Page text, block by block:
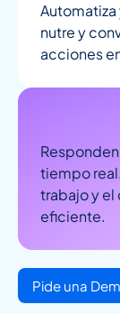
Automatiza
nutre y
acciones
tiempo
trabajo y el
eficiente.
Pide una